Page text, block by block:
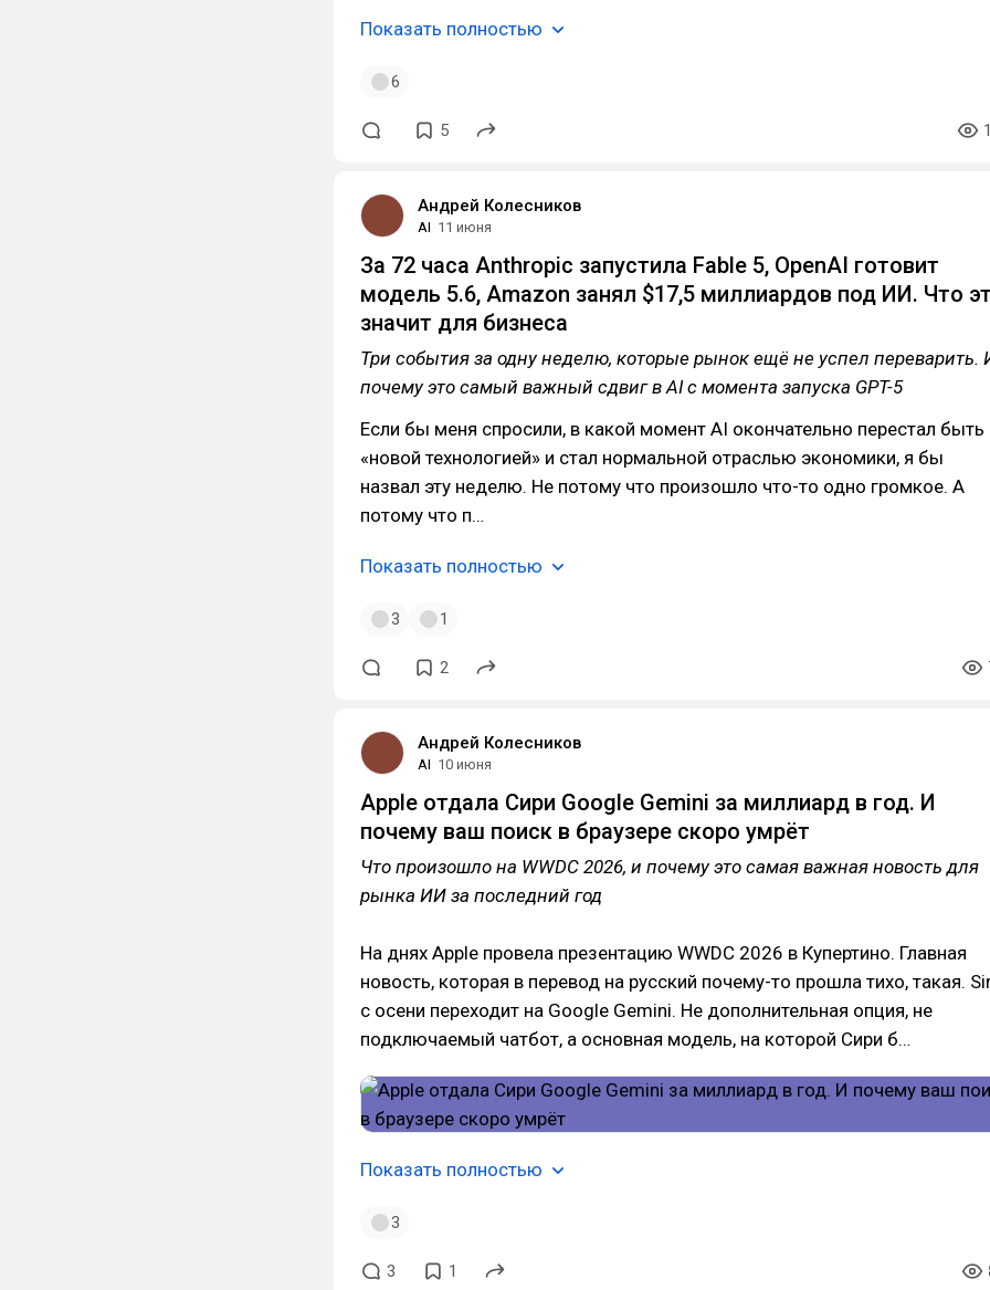
Показать полностью
6
5
Андрей Колесников
AI 11 июня
За 72 часа Anthropic запустила Fable 5, OpenAI готовит
модель 5.6, Amazon занял $17,5 миллиардов под ИИ. Что
значит для бизнеса
Три события за одну неделю, которые рынок ещё не успел переварить.
почему это самый важный сдвиг в AI с момента запуска GPT-5
Если бы меня спросили, в какой момент AI окончательно перестал быть
«новой технологией» и стал нормальной отраслью экономики, я бы
назвал эту неделю. Не потому что произошло что-то одно громкое. А
потому что п…
Показать полностью
3 1
2
Андрей Колесников
AI 10 июня
Apple отдала Сири Google Gemini за миллиард в год. И
почему ваш поиск в браузере скоро умрёт
Что произошло на WWDC 2026, и почему это самая важная новость для
рынка ИИ за последний год
На днях Apple провела презентацию WWDC 2026 в Купертино. Главная
новость, которая в перевод на русский почему-то прошла тихо, такая.
с осени переходит на Google Gemini. Не дополнительная опция, не
подключаемый чатбот, а основная модель, на которой Сири б…
Показать полностью
3
3 1